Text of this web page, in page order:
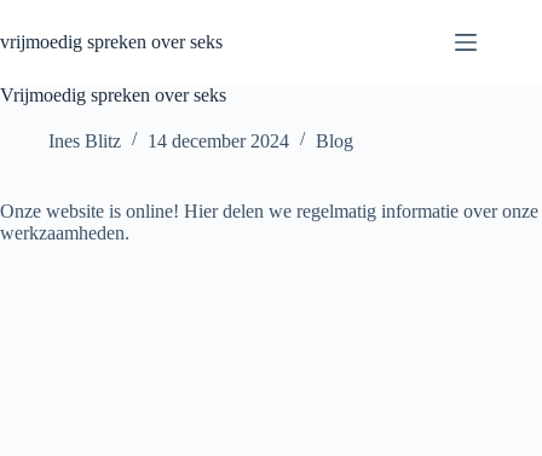
naar
de
vrijmoedig spreken over seks
Vrijmoedig spreken over seks
Ines Blitz 14 december 2024 Blog
Onze website is online! Hier delen we regelmatig informatie over onze
werkzaamheden.